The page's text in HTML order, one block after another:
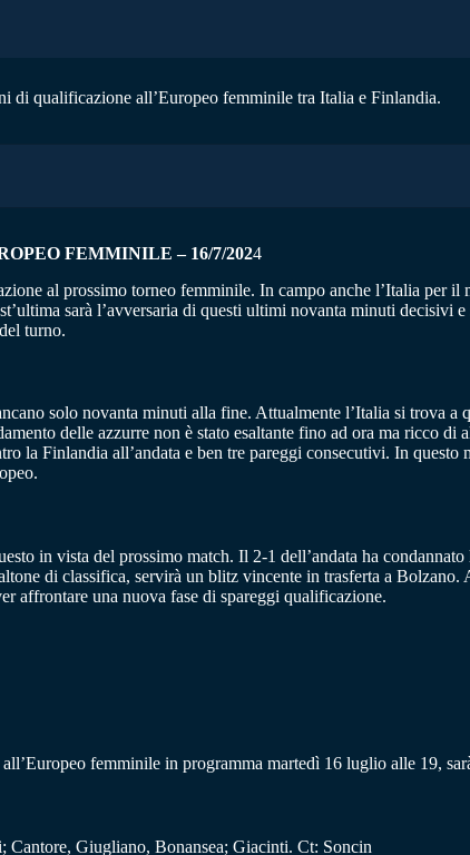
di qualificazione all’Europeo femminile tra Italia e Finlandia.
FEMMINILE – 16/7/2024
al prossimo torneo femminile. In campo anche l’Italia per
sarà l’avversaria di questi ultimi novanta minuti decisivi
turno.
solo novanta minuti alla fine. Attualmente l’Italia si trova
delle azzurre non è stato esaltante fino ad ora ma ricco di
Finlandia all’andata e ben tre pareggi consecutivi. In questo
in vista del prossimo match. Il 2-1 dell’andata ha
di classifica, servirà un blitz vincente in trasferta a
affrontare una nuova fase di spareggi qualificazione.
femminile in programma martedì 16 luglio alle 19,
Giugliano, Bonansea; Giacinti. Ct: Soncin